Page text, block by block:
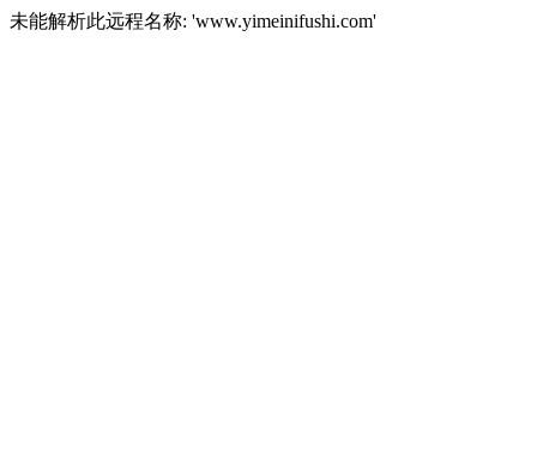
未能解析此远程名称: 'www.yimeinifushi.com'